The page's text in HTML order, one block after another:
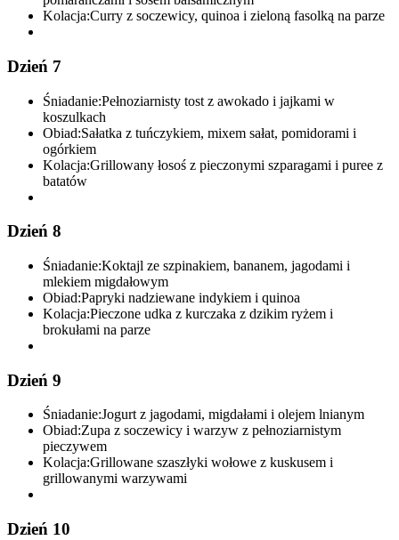
Kolacja:Curry z soczewicy, quinoa i zieloną fasolką na parze
Dzień 7
Śniadanie:Pełnoziarnisty tost z awokado i jajkami w
koszulkach
Obiad:Sałatka z tuńczykiem, mixem sałat, pomidorami i
ogórkiem
Kolacja:Grillowany łosoś z pieczonymi szparagami i puree z
batatów
Dzień 8
Śniadanie:Koktajl ze szpinakiem, bananem, jagodami i
mlekiem migdałowym
Obiad:Papryki nadziewane indykiem i quinoa
Kolacja:Pieczone udka z kurczaka z dzikim ryżem i
brokułami na parze
Dzień 9
Śniadanie:Jogurt z jagodami, migdałami i olejem lnianym
Obiad:Zupa z soczewicy i warzyw z pełnoziarnistym
pieczywem
Kolacja:Grillowane szaszłyki wołowe z kuskusem i
grillowanymi warzywami
Dzień 10